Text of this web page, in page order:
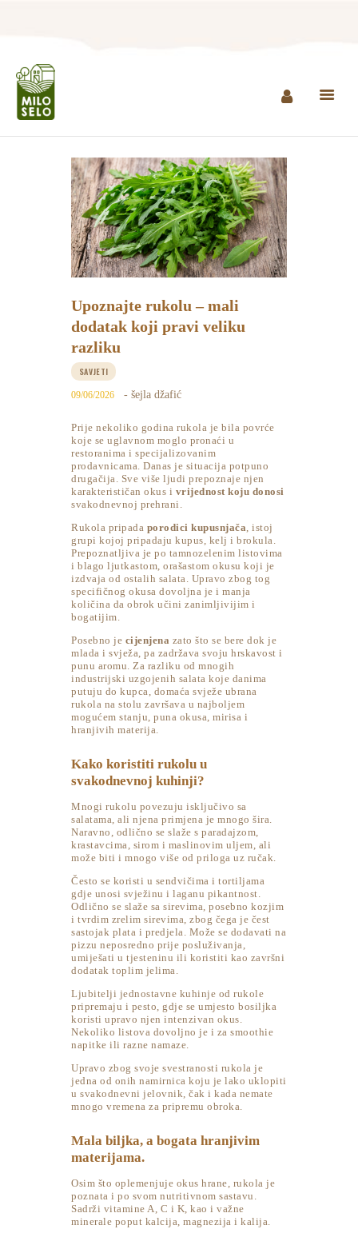
PROIZVODI
AGROTURIZAM I
RESTORAN
MINI ZOO
KONTAKT
KUPI PROIZVODE
Upoznajte rukolu – mali
dodatak koji pravi veliku
razliku
SAVJETI
09/06/2026 - šejla džafić
Prije nekoliko godina rukola je bila povrće
koje se uglavnom moglo pronaći u
restoranima i specijalizovanim
prodavnicama. Danas je situacija potpuno
drugačija. Sve više ljudi prepoznaje njen
karakterističan okus i vrijednost koju donosi
svakodnevnoj prehrani.
Rukola pripada porodici kupusnjača , istoj
grupi kojoj pripadaju kupus, kelj i brokula.
Prepoznatljiva je po tamnozelenim listovima
i blago ljutkastom, orašastom okusu koji je
izdvaja od ostalih salata. Upravo zbog tog
specifičnog okusa dovoljna je i manja
količina da obrok učini zanimljivijim i
bogatijim.
Posebno je cijenjena zato što se bere dok je
mlada i svježa, pa zadržava svoju hrskavost i
punu aromu. Za razliku od mnogih
industrijski uzgojenih salata koje danima
putuju do kupca, domaća svježe ubrana
rukola na stolu završava u najboljem
mogućem stanju, puna okusa, mirisa i
hranjivih materija.
Kako koristiti rukolu u
svakodnevnoj kuhinji?
Mnogi rukolu povezuju isključivo sa
salatama, ali njena primjena je mnogo šira.
Naravno, odlično se slaže s paradajzom,
krastavcima, sirom i maslinovim uljem, ali
može biti i mnogo više od priloga uz ručak.
Često se koristi u sendvičima i tortiljama
gdje unosi svježinu i laganu pikantnost.
Odlično se slaže sa sirevima, posebno kozjim
i tvrdim zrelim sirevima, zbog čega je čest
sastojak plata i predjela. Može se dodavati na
pizzu neposredno prije posluživanja,
umiješati u tjesteninu ili koristiti kao završni
dodatak toplim jelima.
Ljubitelji jednostavne kuhinje od rukole
pripremaju i pesto, gdje se umjesto bosiljka
koristi upravo njen intenzivan okus.
Nekoliko listova dovoljno je i za smoothie
napitke ili razne namaze.
Upravo zbog svoje svestranosti rukola je
jedna od onih namirnica koju je lako uklopiti
u svakodnevni jelovnik, čak i kada nemate
mnogo vremena za pripremu obroka.
Mala biljka, a bogata hranjivim
materijama.
Osim što oplemenjuje okus hrane, rukola je
poznata i po svom nutritivnom sastavu.
Sadrži vitamine A, C i K, kao i važne
minerale poput kalcija, magnezija i kalija.